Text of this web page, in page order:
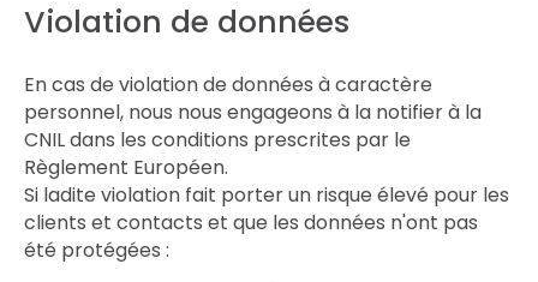
Violation de données
En cas de violation de données à caractère
personnel, nous nous engageons à la notifier à la
CNIL dans les conditions prescrites par le
Règlement Européen.
Si ladite violation fait porter un risque élevé pour les
clients et contacts et que les données n'ont pas
été protégées :